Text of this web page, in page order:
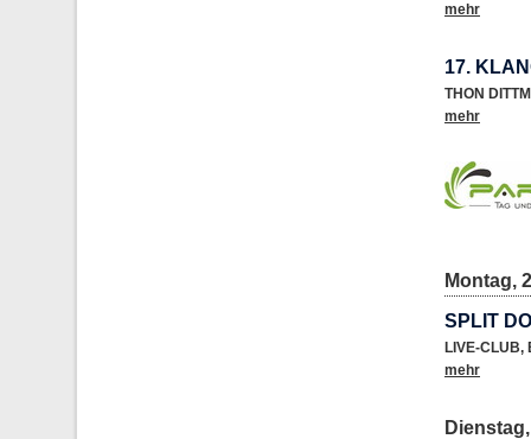
mehr
17.
THON
mehr
Montag,
SPLIT
LIVE-CLUB,
mehr